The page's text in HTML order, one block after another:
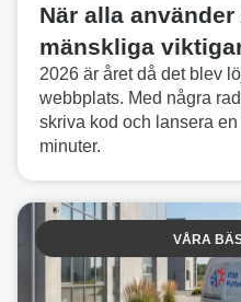
När alla
mänskliga
2026 är året då det blev
webbplats. Med några
skriva kod och lansera
minuter.
VÅRA